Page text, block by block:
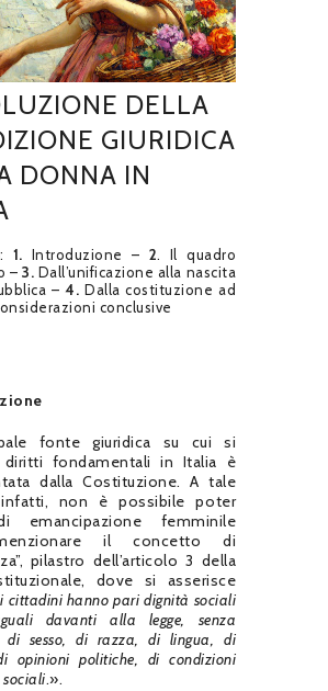
DELLA
GIURIDICA
DONNA IN
: 1. Introduzione – 2. Il quadro
–3. Dall’unificazione alla nascita
–4. Dalla costituzione ad
conclusive
fonte giuridica su cui si
diritti fondamentali in Italia è
dalla Costituzione. A tale
infatti, non è possibile poter
emancipazione femminile
il concetto di
pilastro dell’articolo 3 della
dove si asserisce
cittadini hanno pari dignità sociali
davanti alla legge, senza
di sesso, di razza, di lingua, di
opinioni politiche, di condizioni
sociali.».